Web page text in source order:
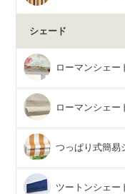
シェード
ローマンシェー
ローマンシェー
つっぱり式簡易
ツートンシェー